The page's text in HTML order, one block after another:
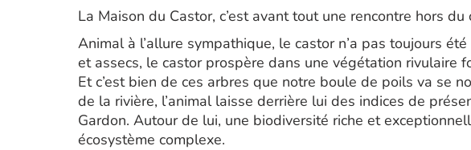
La Maison du Castor, c’est avant tout une rencontre hors du
Animal à l’allure sympathique, le castor n’a pas toujours
et assecs, le castor prospère dans une végétation rivulaire
Et c’est bien de ces arbres que notre boule de poils va se
de la rivière, l’animal laisse derrière lui des indices de
Gardon. Autour de lui, une biodiversité riche et
écosystème complexe.